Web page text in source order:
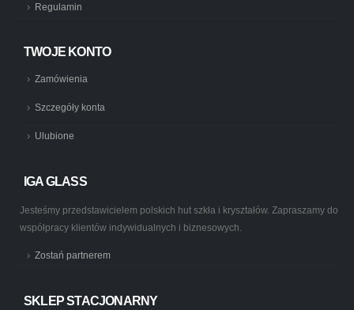
Regulamin
TWOJE KONTO
Zamówienia
Szczegóły konta
Ulubione
IGA GLASS
Jesteśmy przedstawicielem polskich hut szkła i kryształów. Zapraszamy do
współpracy klientów indywidualnych i biznesowych.
Zostań partnerem
SKLEP STACJONARNY